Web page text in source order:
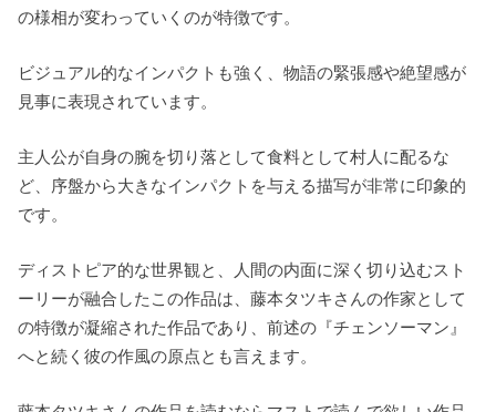
の様相が変わっていくのが特徴です。
ビジュアル的なインパクトも強く、物語の緊張感や絶望感が
見事に表現されています。
主人公が自身の腕を切り落として食料として村人に配るな
ど、序盤から大きなインパクトを与える描写が非常に印象的
です。
ディストピア的な世界観と、人間の内面に深く切り込むスト
ーリーが融合したこの作品は、藤本タツキさんの作家として
の特徴が凝縮された作品であり、前述の『チェンソーマン』
へと続く彼の作風の原点とも言えます。